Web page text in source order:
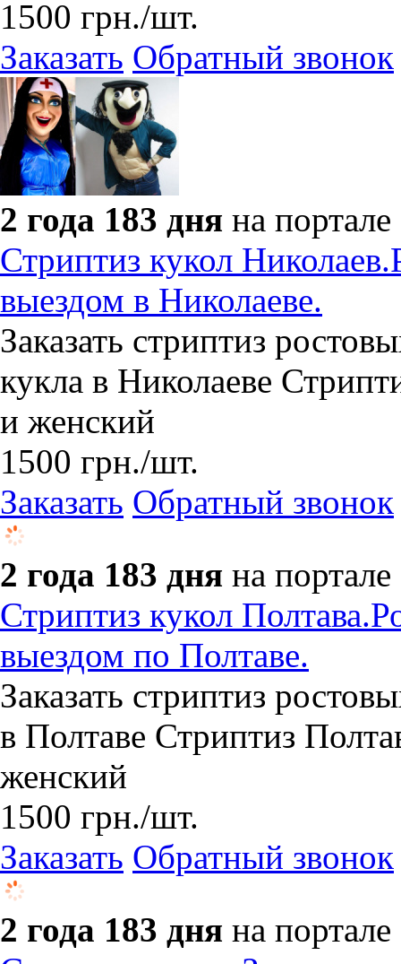
1500 грн./шт.
Заказать Обратный звонок
2 года 183 дня на портале
Стриптиз кукол
выездом в Николаеве.
Заказать стриптиз
кукла в Николаеве
и женский
1500 грн./шт.
Заказать Обратный звонок
2 года 183 дня на портале
Стриптиз кукол
выездом по Полтаве.
Заказать стриптиз
в Полтаве Стриптиз
женский
1500 грн./шт.
Заказать Обратный звонок
2 года 183 дня на портале